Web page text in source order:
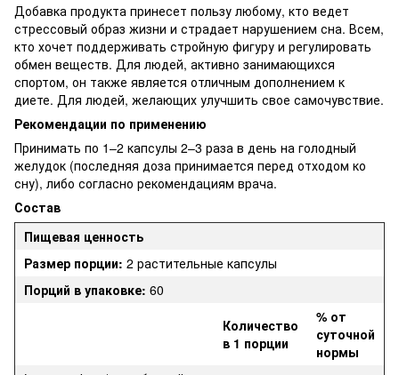
Добавка продукта принесет пользу любому, кто ведет
стрессовый образ жизни и страдает нарушением сна. Всем,
кто хочет поддерживать стройную фигуру и регулировать
обмен веществ. Для людей, активно занимающихся
спортом, он также является отличным дополнением к
диете. Для людей, желающих улучшить свое самочувствие.
Рекомендации по применению
Принимать по 1–2 капсулы 2–3 раза в день на голодный
желудок (последняя доза принимается перед отходом ко
сну), либо согласно рекомендациям врача.
Состав
Пищевая ценность
Размер порции: 2 растительные капсулы
Порций в упаковке: 60
Количество
в 1 порции
% от
суточной
нормы